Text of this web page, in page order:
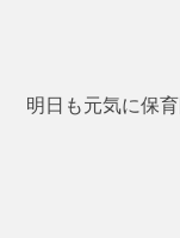
明日も元気に保